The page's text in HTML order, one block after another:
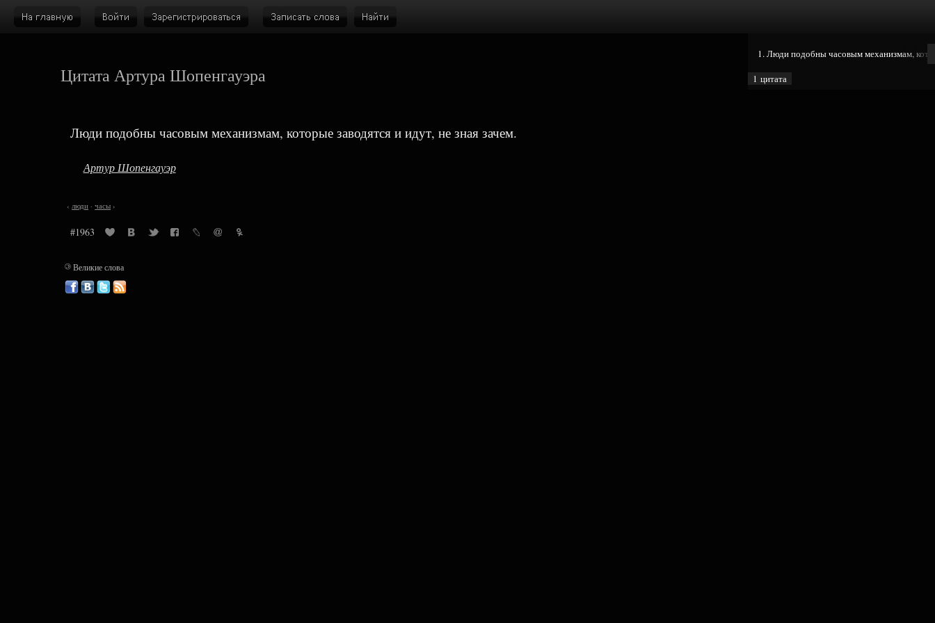
Цитата Артура Шопенгауэра
Люди подобны часовым механизмам, которые заводятся и идут, не зная зачем.
Артур Шопенгауэр
‹ люди ·часы ›
#1963
1. Люди подобны часовым механизмам,
1 цитата
©Великие слова